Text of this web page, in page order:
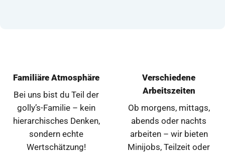
Familiäre Atmosphäre
Bei uns bist du Teil der
golly’s-Familie – kein
hierarchisches Denken,
sondern echte
Wertschätzung!
Verschiedene
Arbeitszeiten
Ob morgens, mittags,
abends oder nachts
arbeiten – wir bieten
Minijobs, Teilzeit oder